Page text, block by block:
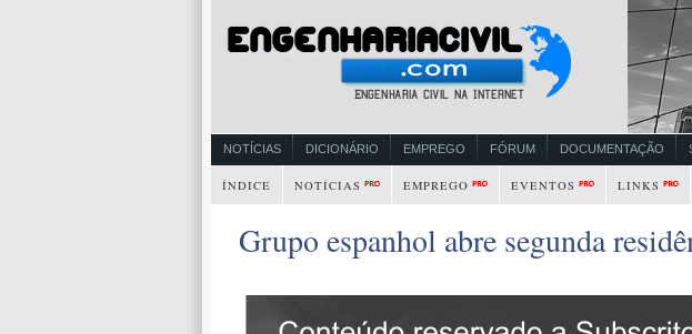
NOTÍCIAS DICIONÁRIO EMPREGO FÓRUM DOCUMENTAÇÃO
ÍNDICE NOTÍCIAS EMPREGO EVENTOS LINKS
Grupo espanhol abre segunda